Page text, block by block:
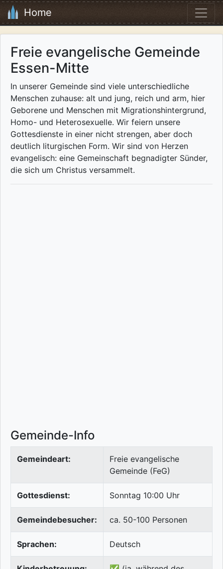
Home
Freie evangelische Gemeinde
Essen-Mitte
In unserer Gemeinde sind viele unterschiedliche
Menschen zuhause: alt und jung, reich und arm, hier
Geborene und Menschen mit Migrationshintergrund,
Homo- und Heterosexuelle. Wir feiern unsere
Gottesdienste in einer nicht strengen, aber doch
deutlich liturgischen Form. Wir sind von Herzen
evangelisch: eine Gemeinschaft begnadigter Sünder,
die sich um Christus versammelt.
Gemeinde-Info
Gemeindeart:
Freie evangelische
Gemeinde (FeG)
Gottesdienst: Sonntag 10:00 Uhr
Gemeindebesucher: ca. 50-100 Personen
Sprachen: Deutsch